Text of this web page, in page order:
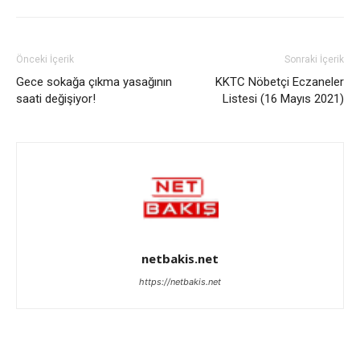
Önceki İçerik
Gece sokağa çıkma yasağının
saati değişiyor!
Sonraki İçerik
KKTC Nöbetçi Eczaneler
Listesi (16 Mayıs 2021)
netbakis.net
https://netbakis.net